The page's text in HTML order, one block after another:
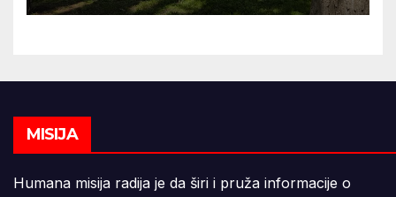
MISIJA
Humana misija radija je da širi i pruža informacije o